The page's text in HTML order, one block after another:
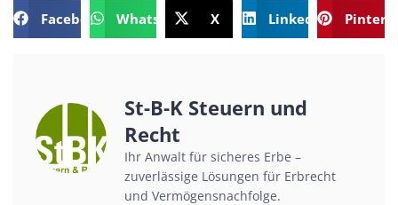
Facebook WhatsApp X LinkedIn
St-B-K Steuern und
Recht
Ihr Anwalt für sicheres Erbe –
zuverlässige Lösungen für Erbrecht
und Vermögensnachfolge.